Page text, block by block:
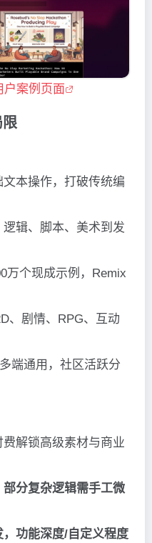
户案例页面
文本操作，打破传统编
逻辑、脚本、美术到发
万个现成示例，Remix
、剧情、RPG、互动
端通用，社区活跃分
费解锁高级素材与商业
分复杂逻辑需手工微
功能深度/自定义程度